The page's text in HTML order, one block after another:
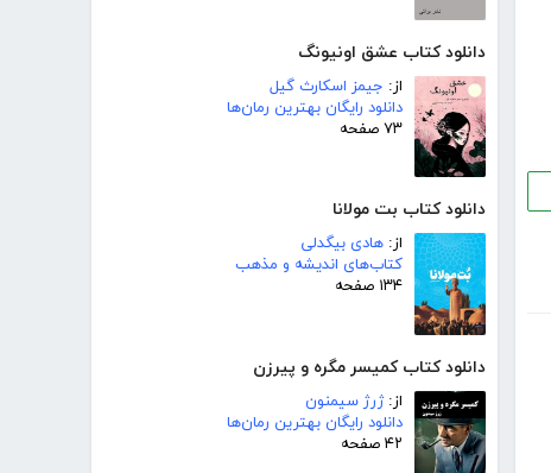
دانلود کتاب عشق اونیونگ
از: جیمز اسکارث گیل
دانلود رایگان بهترین رمان‌ها
۷۳ صفحه
دانلود کتاب بت مولانا
از: هادی بیگدلی
کتاب‌های اندیشه و مذهب
۱۳۴ صفحه
دانلود کتاب کمیسر مگره و پیرزن
از:ژرژ سیمنون
دانلود رایگان بهترین رمان‌ها
۴۲ صفحه